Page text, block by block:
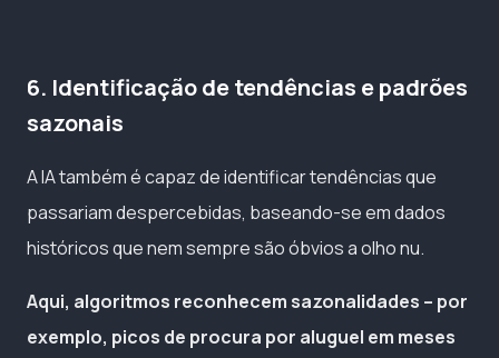
6. Identificação de tendências e padrões
sazonais
A IA também é capaz de identificar tendências que
passariam despercebidas, baseando-se em dados
históricos que nem sempre são óbvios a olho nu.
Aqui, algoritmos reconhecem sazonalidades – por
exemplo, picos de procura por aluguel em meses